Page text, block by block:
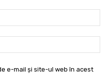
e-mail și site-ul web în acest